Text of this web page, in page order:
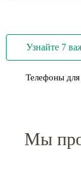
Узнайте 7
Телефоны для
Мы